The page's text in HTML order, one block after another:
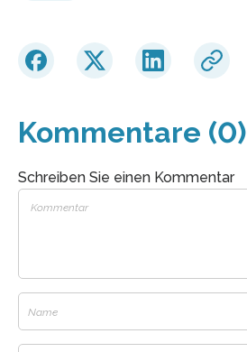
Kommentare (0)
Schreiben Sie einen Kommentar